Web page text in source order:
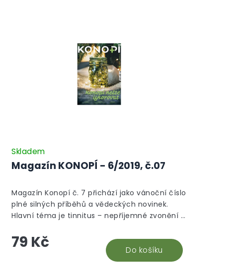
Magazín KONOPÍ - 6/2019, č.07
Skladem
79 Kč Do košíku
Magazín Konopí č. 7 přichází jako vánoční číslo
plné silných příběhů a vědeckých novinek.
Hlavní téma je tinnitus – nepříjemné zvonění v
ho lépe snášet. Právě pro tyto účely se hodí
produkty z naší nabídky CBD na tinnitus.
Odvážný příběh pacienta, který díky lásce a